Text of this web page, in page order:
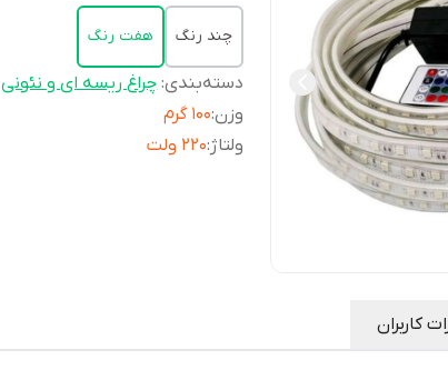
چند رنگ هفت رنگ
دسته‌بندی:چراغ ریسه ای و نئونی
وزن:100 گرم
ولتاژ:220 ولت
کاربران